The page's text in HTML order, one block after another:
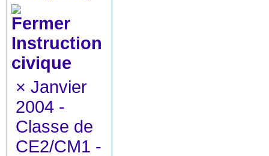
Instruction
civique
× Janvier
2004 -
Classe de
CE2/CM1 -